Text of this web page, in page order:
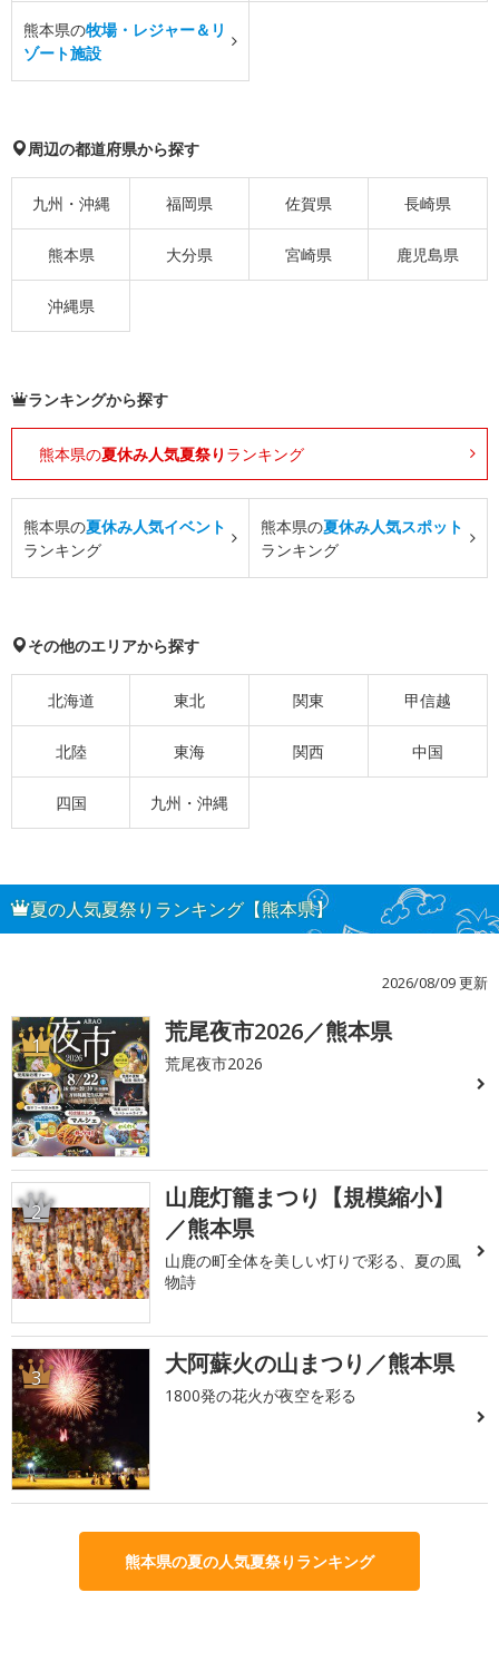
熊本県の牧場・レジャー＆リ
ゾート施設
周辺の都道府県から探す
九州・沖縄 福岡県 佐賀県 長崎県
熊本県 大分県 宮崎県 鹿児島県
沖縄県
ランキングから探す
熊本県の夏休み人気夏祭り ランキング
熊本県の夏休み人気イベント
ランキング
熊本県の夏休み人気スポット
ランキング
その他のエリアから探す
北海道 東北 関東 甲信越
北陸 東海 関西 中国
四国 九州・沖縄
夏の人気夏祭りランキング【熊本県】
2026/08/09 更新
1 荒尾夜市2026／熊本県
荒尾夜市2026
2
山鹿灯籠まつり【規模縮小】
／熊本県
山鹿の町全体を美しい灯りで彩る、夏の風
物詩
3 大阿蘇火の山まつり／熊本県
1800発の花火が夜空を彩る
熊本県の夏の人気夏祭りランキング